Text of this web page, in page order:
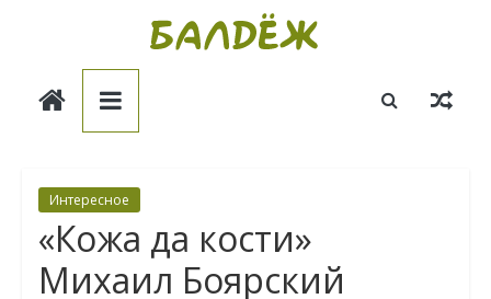
Балдёж
Интересное
«Кожа да кости»
Михаил Боярский